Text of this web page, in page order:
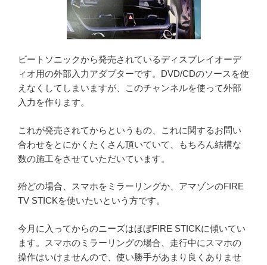
ビートソニックから発売されているディスプレイオーデ
ィオ用の外部入力アダプターです。DVD/CDのソースを使
えなくしてしまいますが、このチャンネルを使って外部
入力を作ります。
これが発売されてからというもの、これに関するお問い
合わせをとにかくたくさん頂いていて、もちろん結構な
数の施工をさせていただいています。
殆どの場合、スマホをミラーリングか、アマゾンのFIRE
TV STICKを使いたいという方です。
今月に入ってからのニーズはほぼFIRE STICKに傾いてい
ます。スマホのミラーリングの場合、走行中にスマホの
操作はいけませんので、使い勝手があまり良くありませ